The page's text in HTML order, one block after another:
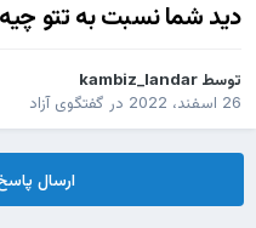
دید شما نسبت به تتو چیه
توسط kambiz_landar
26 اسفند، 2022
در گفتگوی آزاد
ارسال